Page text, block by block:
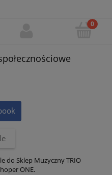
do Sklep Muzyczny TRIO
ONE.